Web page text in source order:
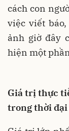
cách con
việc viết
ảnh giờ đây
hiện một
Giá trị thực
trong thời đại